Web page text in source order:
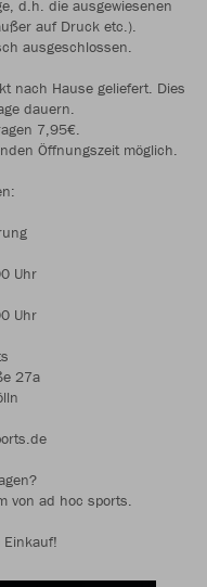
d.h. die ausgewiesenen
auf Druck etc.).
ausgeschlossen.
nach Hause geliefert. Dies
dauern.
7,95€.
Öffnungszeit möglich.
Uhr
Uhr
27a
von ad hoc sports.
Einkauf!